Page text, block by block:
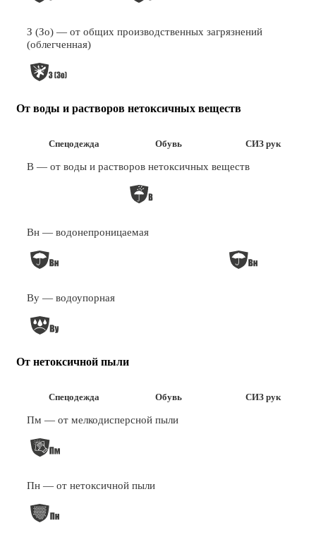
З (Зо) — от общих производственных загрязнений
(облегченная)
От воды и растворов нетоксичных веществ
Спецодежда Обувь СИЗ рук
В — от воды и растворов нетоксичных веществ
Вн — водонепроницаемая
Ву — водоупорная
От нетоксичной пыли
Спецодежда Обувь СИЗ рук
Пм — от мелкодисперсной пыли
Пн — от нетоксичной пыли